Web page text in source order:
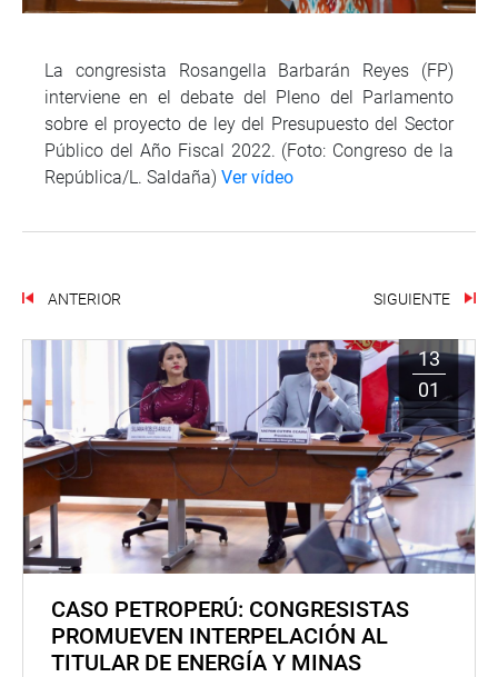
La congresista Rosangella Barbarán Reyes (FP)
interviene en el debate del Pleno del Parlamento
sobre el proyecto de ley del Presupuesto del Sector
Público del Año Fiscal 2022. (Foto: Congreso de la
República/L. Saldaña) Ver vídeo
ANTERIOR SIGUIENTE
13
01
CASO PETROPERÚ: CONGRESISTAS
PROMUEVEN INTERPELACIÓN AL
TITULAR DE ENERGÍA Y MINAS